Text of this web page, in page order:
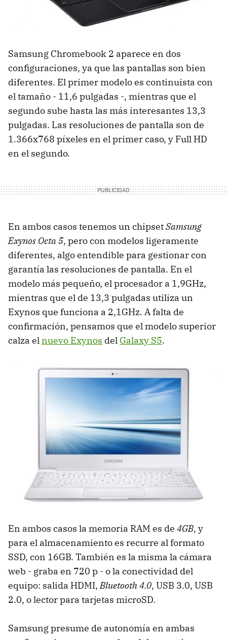
Samsung Chromebook 2 aparece en dos
configuraciones, ya que las pantallas son bien
diferentes. El primer modelo es continuista con
el tamaño - 11,6 pulgadas -, mientras que el
segundo sube hasta las más interesantes 13,3
pulgadas. Las resoluciones de pantalla son de
1.366x768 píxeles en el primer caso, y Full HD
en el segundo.
En ambos casos tenemos un chipsetSamsung
Exynos Octa 5, pero con modelos ligeramente
diferentes, algo entendible para gestionar con
garantía las resoluciones de pantalla. En el
modelo más pequeño, el procesador a 1,9GHz,
mientras que el de 13,3 pulgadas utiliza un
Exynos que funciona a 2,1GHz. A falta de
confirmación, pensamos que el modelo superior
calza elnuevo Exynos del Galaxy S5.
En ambos casos la memoria RAM es de 4GB, y
para el almacenamiento es recurre al formato
SSD, con 16GB. También es la misma la cámara
web - graba en 720 p - o la conectividad del
equipo: salida HDMI,Bluetooth 4.0, USB 3.0, USB
2.0, o lector para tarjetas microSD.
Samsung presume de autonomía en ambas